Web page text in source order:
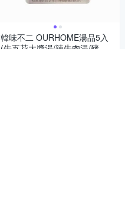
韓味不二 OURHOME湯品5入
(牛五花大醬湯/辣牛肉湯/豬肉